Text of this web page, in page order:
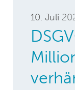
10. Juli